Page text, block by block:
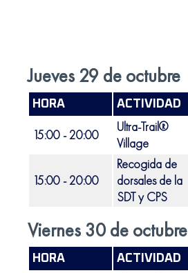
Jueves 29 de octubre
HORA ACTIVIDAD
15:00 - 20:00
Ultra-Trail®
Village
15:00 - 20:00
Recogida de
dorsales de la
SDT y CPS
Viernes 30 de octubre
HORA ACTIVIDAD